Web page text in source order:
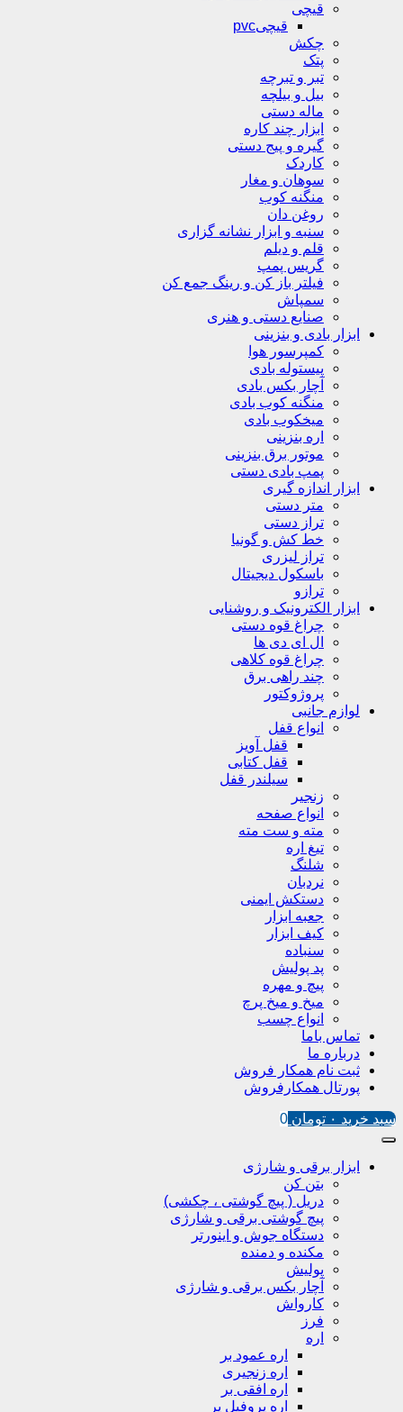
قیچی
قیچیpvc
چکش
پتک
تبر و تبرچه
بیل و بیلچه
ماله دستی
ابزار چند کاره
گیره و پیج دستی
کاردک
سوهان و مغار
منگنه کوب
روغن دان
سنبه و ابزار نشانه گزاری
قلم و دیلم
گریس پمپ
فیلتر باز کن و رینگ جمع کن
سمپاش
صنایع دستی و هنری
ابزار بادی و بنزینی
کمپرسور هوا
پیستوله بادی
آچار بکس بادی
منگنه کوب بادی
میخکوب بادی
اره بنزینی
موتور برق بنزینی
پمپ بادی دستی
ابزار اندازه گیری
متر دستی
تراز دستی
خط کش و گونیا
تراز لیزری
باسکول دیجیتال
ترازو
ابزار الکترونیک و روشنایی
چراغ قوه دستی
ال ای دی ها
چراغ قوه کلاهی
چند راهی برق
پروژوکتور
لوازم جانبی
انواع قفل
قفل آویز
قفل کتابی
سیلندر قفل
زنجیر
انواع صفحه
مته و ست مته
تیغ اره
شلنگ
نردبان
دستکش ایمنی
جعبه ابزار
کیف ابزار
سنباده
پد پولیش
پیچ و مهره
میخ و میخ پرچ
انواع چسب
تماس باما
درباره ما
ثبت نام همکار فروش
پورتال همکارفروش
سبد خرید ۰ تومان 0
ابزار برقی و شارژی
بتن کن
دریل ( پیچ گوشتی ، چکشی)
پیچ گوشتی برقی و شارژی
دستگاه جوش و اینورتر
مکنده و دمنده
پولیش
آچار بکس برقی و شارژی
کارواش
فرز
اره
اره عمود بر
اره زنجیری
اره افقی بر
اره پروفیل پر